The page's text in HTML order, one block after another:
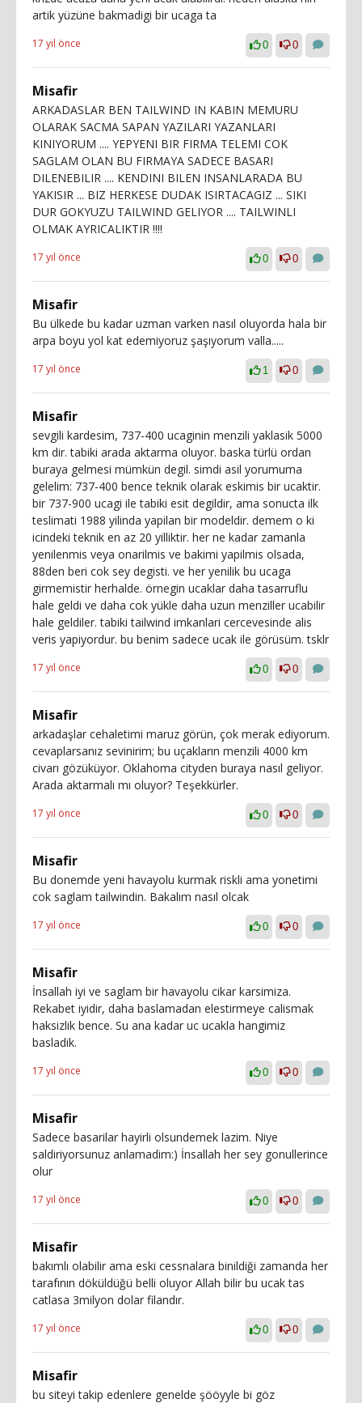
artik yüzüne bakmadigi bir ucaga ta
17 yıl önce 0 0
Misafir
ARKADASLAR BEN TAILWIND IN KABIN MEMURU
OLARAK SACMA SAPAN YAZILARI YAZANLARI
KINIYORUM .... YEPYENI BIR FIRMA TELEMI COK
SAGLAM OLAN BU FIRMAYA SADECE BASARI
DILENEBILIR .... KENDINI BILEN INSANLARADA BU
YAKISIR ... BIZ HERKESE DUDAK ISIRTACAGIZ ... SIKI
DUR GOKYUZU TAILWIND GELIYOR .... TAILWINLI
OLMAK AYRICALIKTIR !!!!
17 yıl önce 0 0
Misafir
Bu ülkede bu kadar uzman varken nasıl oluyorda hala bir
arpa boyu yol kat edemiyoruz şaşıyorum valla.....
17 yıl önce 1 0
Misafir
sevgili kardesim, 737-400 ucaginin menzili yaklasik 5000
km dir. tabiki arada aktarma oluyor. baska türlü ordan
buraya gelmesi mümkün degil. simdi asil yorumuma
gelelim: 737-400 bence teknik olarak eskimis bir ucaktir.
bir 737-900 ucagi ile tabiki esit degildir, ama sonucta ilk
teslimati 1988 yilinda yapilan bir modeldir. demem o ki
icindeki teknik en az 20 yilliktir. her ne kadar zamanla
yenilenmis veya onarilmis ve bakimi yapilmis olsada,
88den beri cok sey degisti. ve her yenilik bu ucaga
girmemistir herhalde. örnegin ucaklar daha tasarruflu
hale geldi ve daha cok yükle daha uzun menziller ucabilir
hale geldiler. tabiki tailwind imkanlari cercevesinde alis
veris yapiyordur. bu benim sadece ucak ile görüsüm. tsklr
17 yıl önce 0 0
Misafir
arkadaşlar cehaletimi maruz görün, çok merak ediyorum.
cevaplarsanız sevinirim; bu uçakların menzili 4000 km
civarı gözüküyor. Oklahoma cityden buraya nasıl geliyor.
Arada aktarmalı mı oluyor? Teşekkürler.
17 yıl önce 0 0
Misafir
Bu donemde yeni havayolu kurmak riskli ama yonetimi
cok saglam tailwindin. Bakalım nasıl olcak
17 yıl önce 0 0
Misafir
İnsallah iyi ve saglam bir havayolu cikar karsimiza.
Rekabet iyidir, daha baslamadan elestirmeye calismak
haksizlik bence. Su ana kadar uc ucakla hangimiz
basladik.
17 yıl önce 0 0
Misafir
Sadece basarilar hayirli olsundemek lazim. Niye
saldiriyorsunuz anlamadim:) İnsallah her sey gonullerince
olur
17 yıl önce 0 0
Misafir
bakımlı olabilir ama eski cessnalara binildiği zamanda her
tarafının döküldüğü belli oluyor Allah bilir bu ucak tas
catlasa 3milyon dolar filandır.
17 yıl önce 0 0
Misafir
bu siteyi takip edenlere genelde şööyyle bi göz